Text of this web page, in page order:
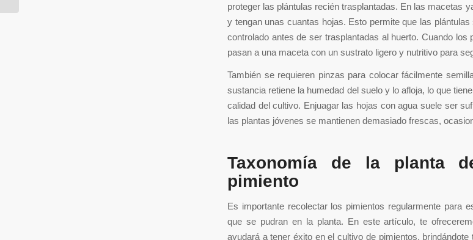
proteger las plántulas recién trasplantadas. En las macetas
y tengan unas cuantas hojas. Esto permite que las
controlado antes de ser trasplantadas al huerto. Cuando los
pasan a una maceta con un sustrato ligero y nutritivo para
También se requieren pinzas para colocar fácilmente
sustancia retiene la humedad del suelo y lo afloja, lo que
calidad del cultivo. Enjuagar las hojas con agua suele ser
las plantas jóvenes se mantienen demasiado frescas,
Taxonomía de la planta
pimiento
Es importante recolectar los pimientos regularmente para
que se pudran en la planta. En este artículo, te
ayudará a tener éxito en el cultivo de pimientos,